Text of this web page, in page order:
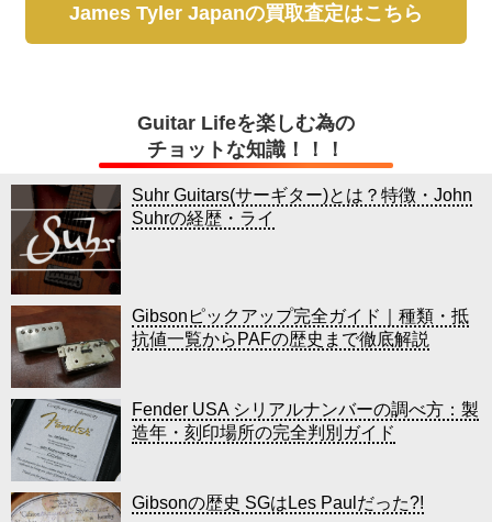
James Tyler Japanの買取査定はこちら
Guitar Lifeを楽しむ為の
チョットな知識！！！
Suhr Guitars(サーギター)とは？特徴・John
Suhrの経歴・ライ
Gibsonピックアップ完全ガイド｜種類・抵
抗値一覧からPAFの歴史まで徹底解説
Fender USA シリアルナンバーの調べ方：製
造年・刻印場所の完全判別ガイド
Gibsonの歴史 SGはLes Paulだった?!